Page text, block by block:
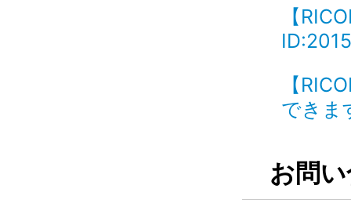
【
【
でき
お問